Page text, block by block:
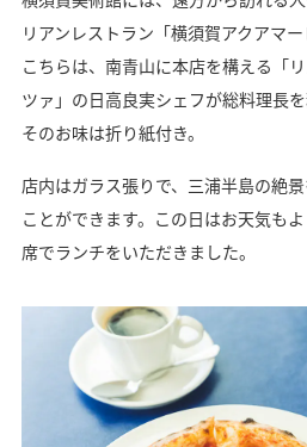
リアンレストラン「横須賀アクアマ
こちらは、南青山に本店を構える「
ツァ」の日高良実シェフが総料理長
そのお味は折り紙付き。
店内はガラス張りで、三浦半島の絶
ことができます。この日はお天気も
席でランチをいただきました。